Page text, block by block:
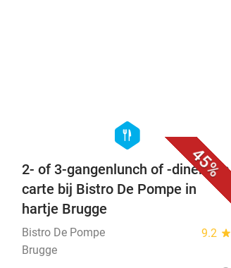
45%
hexagon
food
2- of 3-gangenlunch of -diner à la
carte bij Bistro De Pompe in
hartje Brugge
Bistro De Pompe 9.2 star
Brugge